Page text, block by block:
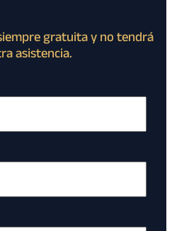
gratuita y no tendrá
asistencia.